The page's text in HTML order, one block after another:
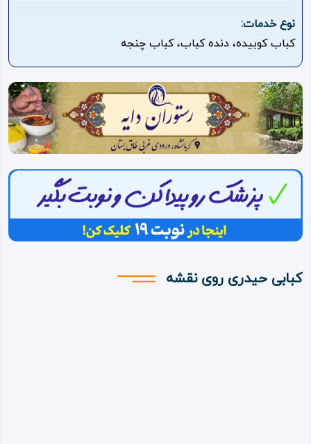
اقامتگاه
ویژه
ویدئو
درباره
ما
نوع خدمات:
کباب کوبیده، دنده کباب، کباب چنجه
کبابی حیدری روی نقشه